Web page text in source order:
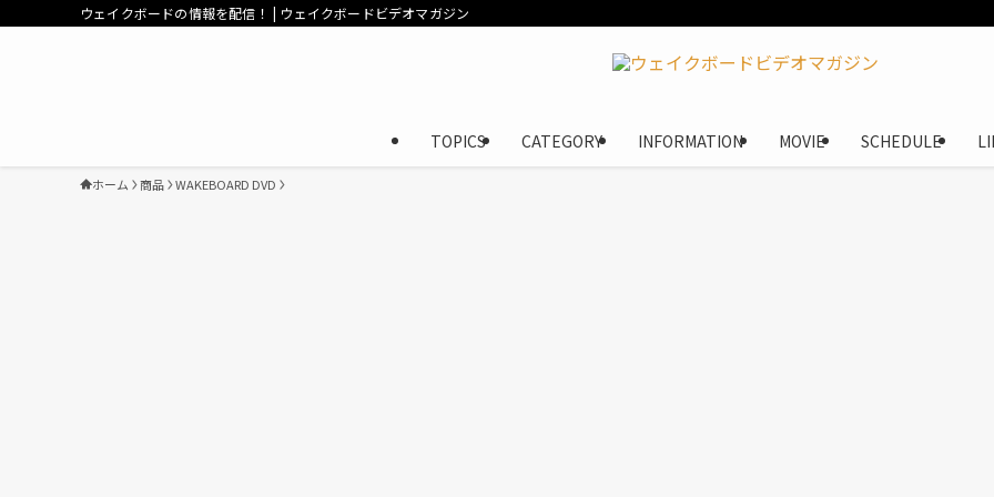
ウェイクボードの情報を配信！ | ウェイクボードビデオマガジン
TOPICS CATEGORY INFORMATION MOVIE SCHEDULE
ホーム 商品 WAKEBOARD DVD